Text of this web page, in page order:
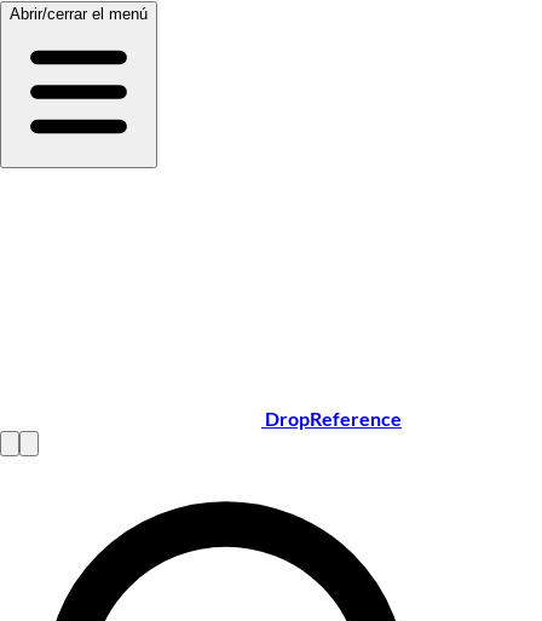
Abrir/cerrar el menú
DropReference